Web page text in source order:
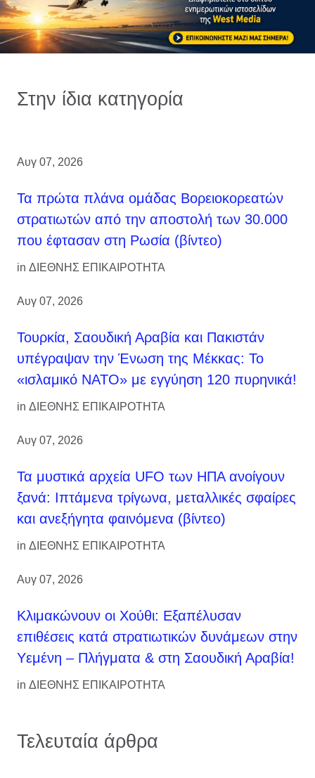
Στην ίδια κατηγορία
Αυγ 07, 2026
Τα πρώτα πλάνα ομάδας Βορειοκορεατών
στρατιωτών από την αποστολή των 30.000
που έφτασαν στη Ρωσία (βίντεο)
in ΔΙΕΘΝΗΣ ΕΠΙΚΑΙΡΟΤΗΤΑ
Αυγ 07, 2026
Τουρκία, Σαουδική Αραβία και Πακιστάν
υπέγραψαν την Ένωση της Μέκκας: Το
«ισλαμικό ΝΑΤΟ» με εγγύηση 120 πυρηνικά!
in ΔΙΕΘΝΗΣ ΕΠΙΚΑΙΡΟΤΗΤΑ
Αυγ 07, 2026
Τα μυστικά αρχεία UFO των ΗΠΑ ανοίγουν
ξανά: Ιπτάμενα τρίγωνα, μεταλλικές σφαίρες
και ανεξήγητα φαινόμενα (βίντεο)
in ΔΙΕΘΝΗΣ ΕΠΙΚΑΙΡΟΤΗΤΑ
Αυγ 07, 2026
Κλιμακώνουν οι Χούθι: Eξαπέλυσαν
επιθέσεις κατά στρατιωτικών δυνάμεων στην
Υεμένη – Πλήγματα & στη Σαουδική Αραβία!
in ΔΙΕΘΝΗΣ ΕΠΙΚΑΙΡΟΤΗΤΑ
Τελευταία άρθρα